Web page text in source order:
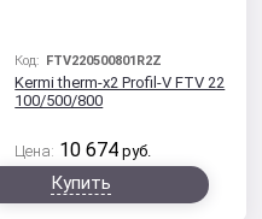
Код: FTV220500801R2Z
Kermi therm-x2 Profil-V FTV 22
100/500/800
Цена: 10 674 руб.
Купить